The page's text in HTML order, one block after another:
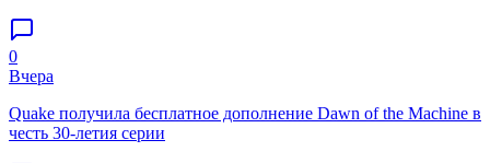
0
Вчера
Quake получила бесплатное дополнение Dawn of the Machine в
честь 30-летия серии